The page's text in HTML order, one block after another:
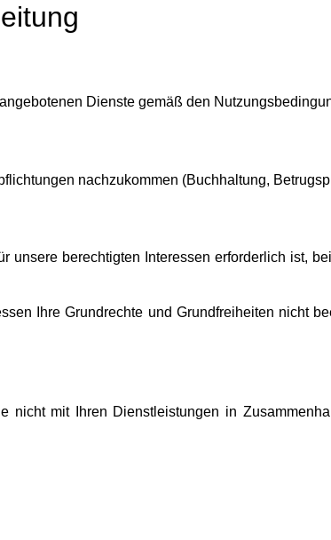
Dienste gemäß den
nachzukommen (Buchhaltung,
unsere berechtigten Interessen erforderlich ist,
Ihre Grundrechte und Grundfreiheiten nicht
nicht mit Ihren Dienstleistungen in